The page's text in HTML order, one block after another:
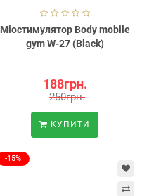
Міостимулятор Body mobile
gym W-27 (Black)
188грн.
250грн.
КУПИТИ
-15%